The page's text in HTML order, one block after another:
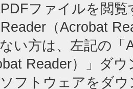
PDFファイルを閲
Reader（Acrobat
い方は、左記の「
Reader）」ダ
フトウェアをダ